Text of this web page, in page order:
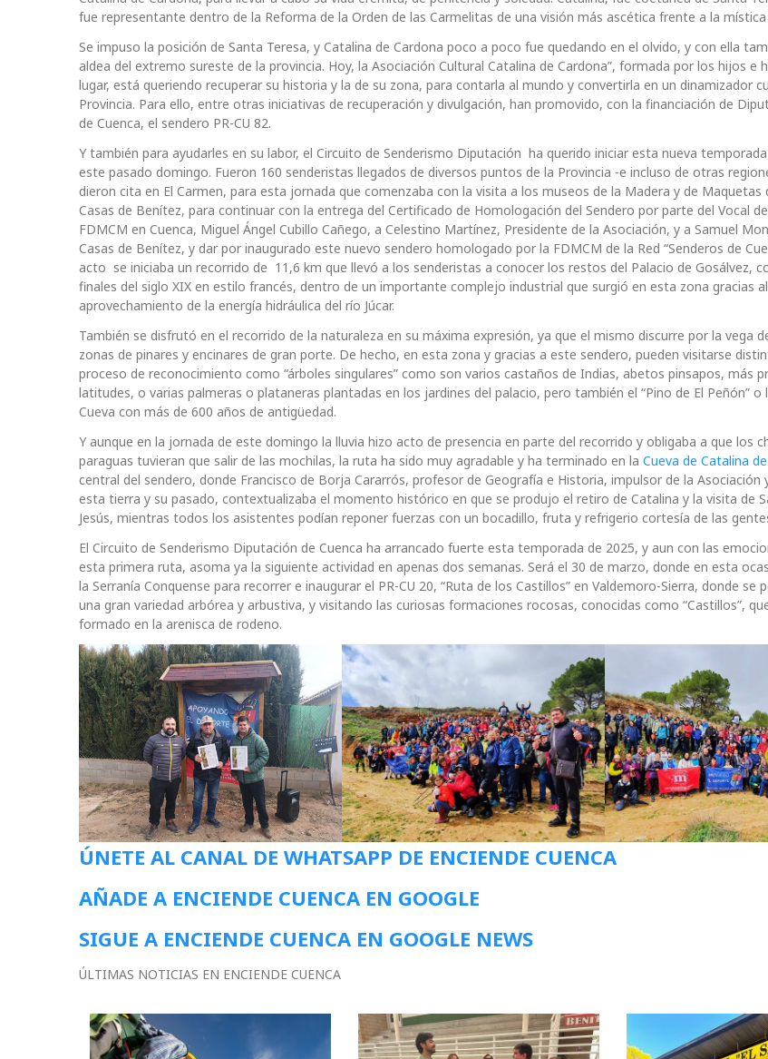
fue representante dentro de la Reforma de la Orden de las Carmelitas de una visión más ascética frente a la mística
Se impuso la posición de Santa Teresa, y Catalina de Cardona poco a poco fue quedando en el olvido, y con ella
aldea del extremo sureste de la provincia. Hoy, la Asociación Cultural Catalina de Cardona”, formada por los hijos e
lugar, está queriendo recuperar su historia y la de su zona, para contarla al mundo y convertirla en un dinamizador
Provincia. Para ello, entre otras iniciativas de recuperación y divulgación, han promovido, con la financiación de
de Cuenca, el sendero PR-CU 82.
Y también para ayudarles en su labor, el Circuito de Senderismo Diputación ha querido iniciar esta nueva
este pasado domingo. Fueron 160 senderistas llegados de diversos puntos de la Provincia -e incluso de otras
dieron cita en El Carmen, para esta jornada que comenzaba con la visita a los museos de la Madera y de Maquetas
Casas de Benítez, para continuar con la entrega del Certificado de Homologación del Sendero por parte del Vocal
FDMCM en Cuenca, Miguel Ángel Cubillo Cañego, a Celestino Martínez, Presidente de la Asociación, y a Samuel
Casas de Benítez, y dar por inaugurado este nuevo sendero homologado por la FDMCM de la Red “Senderos de
acto se iniciaba un recorrido de 11,6 km que llevó a los senderistas a conocer los restos del Palacio de Gosálvez,
finales del siglo XIX en estilo francés, dentro de un importante complejo industrial que surgió en esta zona gracias al
aprovechamiento de la energía hidráulica del río Júcar.
También se disfrutó en el recorrido de la naturaleza en su máxima expresión, ya que el mismo discurre por la vega
zonas de pinares y encinares de gran porte. De hecho, en esta zona y gracias a este sendero, pueden visitarse
proceso de reconocimiento como “árboles singulares” como son varios castaños de Indias, abetos pinsapos, más
latitudes, o varias palmeras o plataneras plantadas en los jardines del palacio, pero también el “Pino de El Peñón” o
Cueva con más de 600 años de antigüedad.
Y aunque en la jornada de este domingo la lluvia hizo acto de presencia en parte del recorrido y obligaba a que los
paraguas tuvieran que salir de las mochilas, la ruta ha sido muy agradable y ha terminado en la Cueva de Catalina
central del sendero, donde Francisco de Borja Cararrós, profesor de Geografía e Historia, impulsor de la Asociación
esta tierra y su pasado, contextualizaba el momento histórico en que se produjo el retiro de Catalina y la visita de
Jesús, mientras todos los asistentes podían reponer fuerzas con un bocadillo, fruta y refrigerio cortesía de las
El Circuito de Senderismo Diputación de Cuenca ha arrancado fuerte esta temporada de 2025, y aun con las
esta primera ruta, asoma ya la siguiente actividad en apenas dos semanas. Será el 30 de marzo, donde en esta
la Serranía Conquense para recorrer e inaugurar el PR-CU 20, “Ruta de los Castillos” en Valdemoro-Sierra, donde se
una gran variedad arbórea y arbustiva, y visitando las curiosas formaciones rocosas, conocidas como “Castillos”,
formado en la arenisca de rodeno.
ÚNETE AL CANAL DE WHATSAPP DE ENCIENDE CUENCA
AÑADE A ENCIENDE CUENCA EN GOOGLE
SIGUE A ENCIENDE CUENCA EN GOOGLE NEWS
ÚLTIMAS NOTICIAS EN ENCIENDE CUENCA